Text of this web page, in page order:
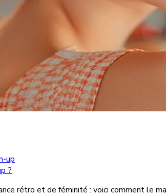
up
?
rétro et de féminité : voici comment le